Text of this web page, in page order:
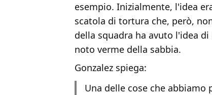
esempio. Inizialmente, l'idea
scatola di tortura che, però,
della squadra ha avuto l'idea
noto verme della sabbia.
Gonzalez spiega:
Una delle cose che